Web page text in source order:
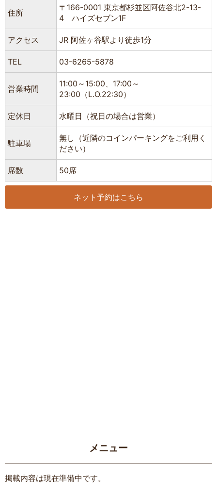
住所
〒166-0001 東京都杉並区阿佐谷北2-13-
4 ハイズセブン1F
アクセス JR 阿佐ヶ谷駅より徒歩1分
TEL 03-6265-5878
営業時間
11:00～15:00、17:00～
23:00（L.O.22:30）
定休日 水曜日（祝日の場合は営業）
駐車場
無し（近隣のコインパーキングをご利用く
ださい）
席数 50席
ネット予約はこちら
メニュー
掲載内容は現在準備中です。